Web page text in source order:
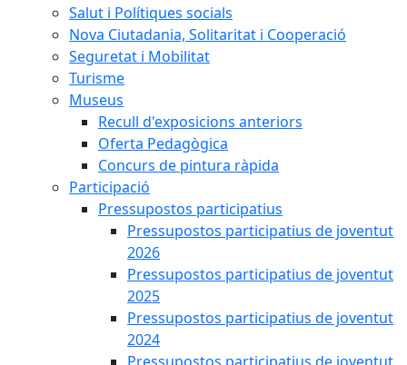
Salut i Polítiques socials
Nova Ciutadania, Solitaritat i Cooperació
Seguretat i Mobilitat
Turisme
Museus
Recull d'exposicions anteriors
Oferta Pedagògica
Concurs de pintura ràpida
Participació
Pressupostos participatius
Pressupostos participatius de joventut
2026
Pressupostos participatius de joventut
2025
Pressupostos participatius de joventut
2024